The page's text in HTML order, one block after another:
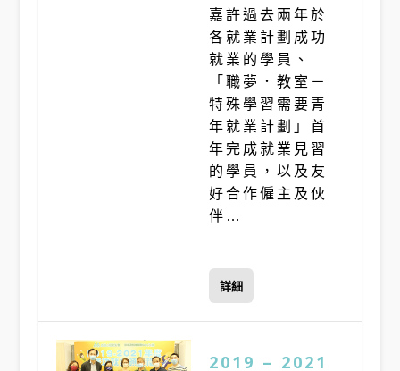
嘉許過去兩年於
各就業計劃成功
就業的學員、
「職夢．教室－
特殊學習需要青
年就業計劃」首
年完成就業見習
的學員，以及友
好合作僱主及伙
伴…
詳細
2019 – 2021